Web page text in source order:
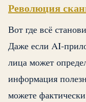
Революция
Вот где всё
Даже если AI-
лица может
информация
можете фактически